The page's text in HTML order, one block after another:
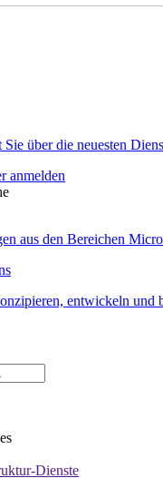
über die neuesten
anmelden
aus den Bereichen
entwickeln und
Dienste